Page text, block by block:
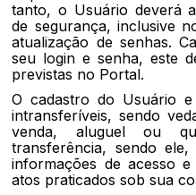
tanto, o Usuário deverá
de segurança, inclusive
atualização de senhas.
seu login e senha, este
previstas no Portal.
O cadastro do Usuário
intransferíveis, sendo
venda, aluguel ou
transferência, sendo
informações de acesso
atos praticados sob sua